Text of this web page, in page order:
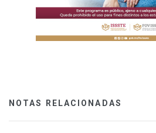
NOTAS RELACIONADAS